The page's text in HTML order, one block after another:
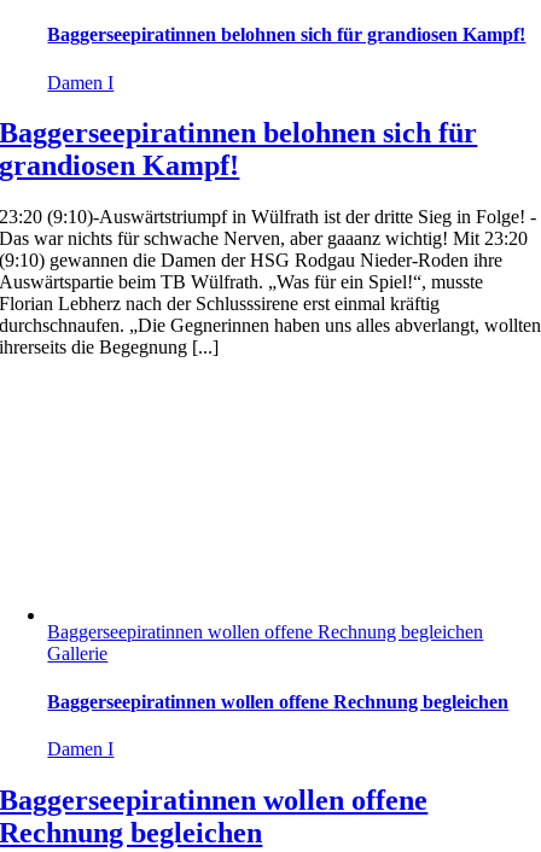
Baggerseepiratinnen belohnen sich für grandiosen Kampf!
Damen I
Baggerseepiratinnen belohnen sich für
grandiosen Kampf!
23:20 (9:10)-Auswärtstriumpf in Wülfrath ist der dritte Sieg in Folge! -
Das war nichts für schwache Nerven, aber gaaanz wichtig! Mit 23:20
(9:10) gewannen die Damen der HSG Rodgau Nieder-Roden ihre
Auswärtspartie beim TB Wülfrath. „Was für ein Spiel!“, musste
Florian Lebherz nach der Schlusssirene erst einmal kräftig
durchschnaufen. „Die Gegnerinnen haben uns alles abverlangt, wollten
ihrerseits die Begegnung [...]
Baggerseepiratinnen wollen offene Rechnung begleichen
Gallerie
Baggerseepiratinnen wollen offene Rechnung begleichen
Damen I
Baggerseepiratinnen wollen offene
Rechnung begleichen